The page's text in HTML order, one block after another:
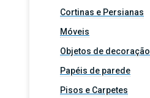
Cortinas e Persianas
Móveis
Objetos de decoração
Papéis de parede
Pisos e Carpetes